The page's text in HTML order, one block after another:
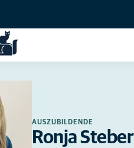
AUSZUBILDENDE
Ronja Steber